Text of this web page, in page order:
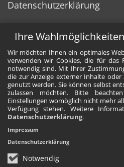
Ihre
Wir möchten Ihnen ein optimales
verwenden wir Cookies, die für das
notwendig sind. Mit Ihrer
die zur Anzeige externer Inhalte
genutzt werden. Sie können selbst
zulassen möchten. Bitte
Einstellungen womöglich nicht mehr
Verfügung stehen. Weitere
Datenschutzerklärung.
Notwendig
Impressum
Datenschutzerklärung
Datenschutzerklärung